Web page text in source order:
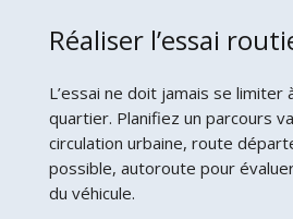
Réaliser l’essai
L’essai ne doit jamais se limiter
quartier. Planifiez un parcours
circulation urbaine, route
possible, autoroute pour
du véhicule.